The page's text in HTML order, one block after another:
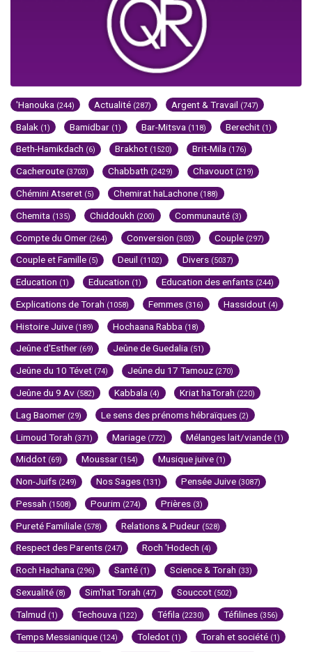
'Hanouka (244) Actualité (287) Argent & Travail (747)
Balak (1) Bamidbar (1) Bar-Mitsva (118) Berechit (1)
Beth-Hamikdach (6) Brakhot (1520) Brit-Mila (176)
Cacheroute (3703) Chabbath (2429) Chavouot (219)
Chémini Atseret (5) Chemirat haLachone (188)
Chemita (135) Chiddoukh (200) Communauté (3)
Compte du Omer (264) Conversion (303) Couple (297)
Couple et Famille (5) Deuil (1102) Divers (5037)
Education (1) Education (1) Education des enfants (244)
Explications de Torah (1058) Femmes (316) Hassidout (4)
Histoire Juive (189) Hochaana Rabba (18)
Jeûne d'Esther (69) Jeûne de Guedalia (51)
Jeûne du 10 Tévet (74) Jeûne du 17 Tamouz (270)
Jeûne du 9 Av (582) Kabbala (4) Kriat haTorah (220)
Lag Baomer (29) Le sens des prénoms hébraïques (2)
Limoud Torah (371) Mariage (772) Mélanges lait/viande (1)
Middot (69) Moussar (154) Musique juive (1)
Non-Juifs (249) Nos Sages (131) Pensée Juive (3087)
Pessah (1508) Pourim (274) Prières (3)
Pureté Familiale (578) Relations & Pudeur (528)
Respect des Parents (247) Roch 'Hodech (4)
Roch Hachana (296) Santé (1) Science & Torah (33)
Sexualité (8) Sim'hat Torah (47) Souccot (502)
Talmud (1) Techouva (122) Téfila (2230) Téfilines (356)
Temps Messianique (124) Toledot (1) Torah et société (1)